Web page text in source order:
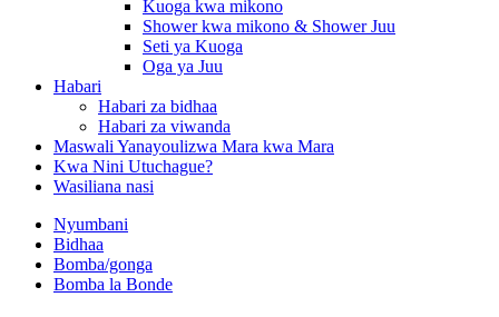
Kuoga kwa mikono
Shower kwa mikono & Shower Juu
Seti ya Kuoga
Oga ya Juu
Habari
Habari za bidhaa
Habari za viwanda
Maswali Yanayoulizwa Mara kwa Mara
Kwa Nini Utuchague?
Wasiliana nasi
Nyumbani
Bidhaa
Bomba/gonga
Bomba la Bonde